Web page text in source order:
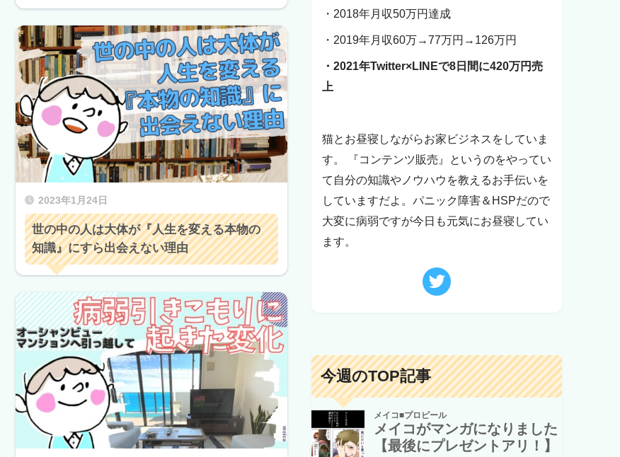
2023年1月24日
世の中の人は大体が『人生を変える本物の
知識』にすら出会えない理由
・2018年月収50万円達成
・2019年月収60万→77万円→126万円
・2021年Twitter×LINEで8日間に420万円売
上
猫とお昼寝しながらお家ビジネスをしていま
す。 『コンテンツ販売』というのをやってい
て自分の知識やノウハウを教えるお手伝いを
していますだよ。パニック障害＆HSPだので
大変に病弱ですが今日も元気にお昼寝してい
ます。
今週のTOP記事